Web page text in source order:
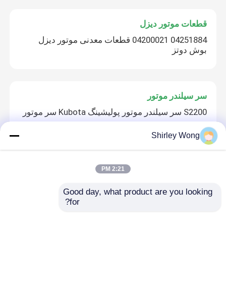
قطعات موتور دیزل
04251884 04200021 قطعات معدنی موتور دیزل
بوش دوتز
سر سیلندر موتور
S2200 سر سیلندر موتور پولیشینگ Kubota سر موتور
Shirley Wong
2:21 PM
Good day, what product are you looking
for?